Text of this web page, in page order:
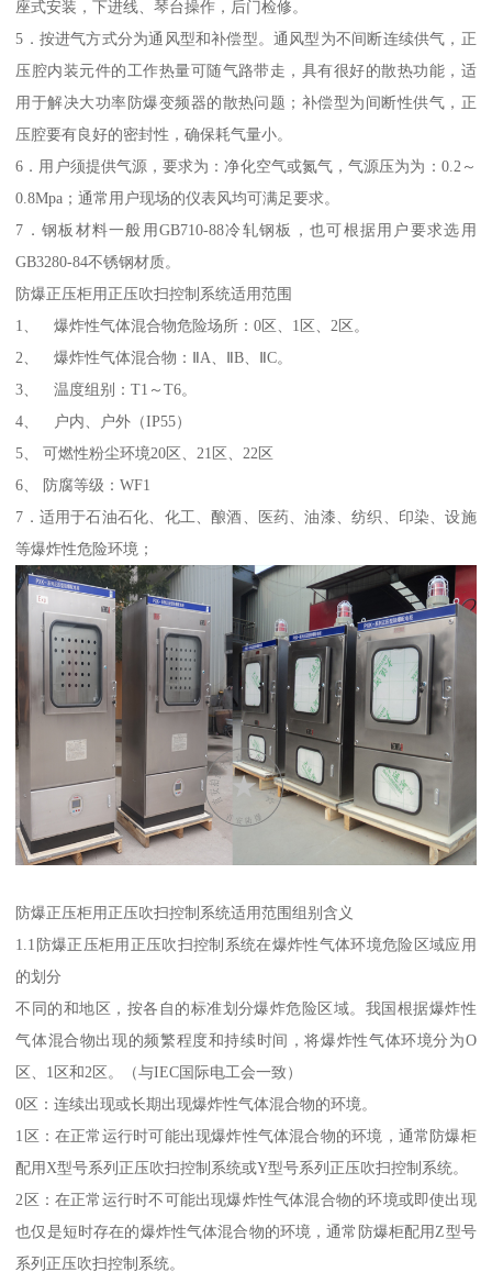
座式安装，下进线、琴台操作，后门检修。
5．按进气方式分为通风型和补偿型。通风型为不间断连续供气，正
压腔内装元件的工作热量可随气路带走，具有很好的散热功能，适
用于解决大功率防爆变频器的散热问题；补偿型为间断性供气，正
压腔要有良好的密封性，确保耗气量小。
6．用户须提供气源，要求为：净化空气或氮气，气源压为为：0.2～
0.8Mpa；通常用户现场的仪表风均可满足要求。
7．钢板材料一般用GB710-88冷轧钢板，也可根据用户要求选用
GB3280-84不锈钢材质。
防爆正压柜用正压吹扫控制系统适用范围
1、 爆炸性气体混合物危险场所：0区、1区、2区。
2、 爆炸性气体混合物：ⅡA、ⅡB、ⅡC。
3、 温度组别：T1～T6。
4、 户内、户外（IP55）
5、 可燃性粉尘环境20区、21区、22区
6、 防腐等级：WF1
7．适用于石油石化、化工、酿酒、医药、油漆、纺织、印染、设施
等爆炸性危险环境；
防爆正压柜用正压吹扫控制系统适用范围组别含义
1.1防爆正压柜用正压吹扫控制系统在爆炸性气体环境危险区域应用
的划分
不同的和地区，按各自的标准划分爆炸危险区域。我国根据爆炸性
气体混合物出现的频繁程度和持续时间，将爆炸性气体环境分为O
区、1区和2区。（与IEC国际电工会一致）
0区：连续出现或长期出现爆炸性气体混合物的环境。
1区：在正常运行时可能出现爆炸性气体混合物的环境，通常防爆柜
配用X型号系列正压吹扫控制系统或Y型号系列正压吹扫控制系统。
2区：在正常运行时不可能出现爆炸性气体混合物的环境或即使出现
也仅是短时存在的爆炸性气体混合物的环境，通常防爆柜配用Z型号
系列正压吹扫控制系统。